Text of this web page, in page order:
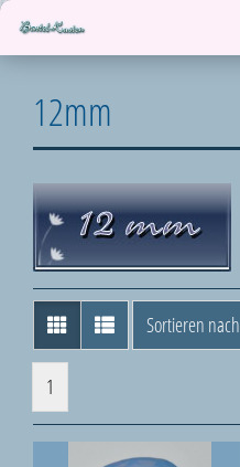
12mm
Sortieren nach
Sortieren nach
1